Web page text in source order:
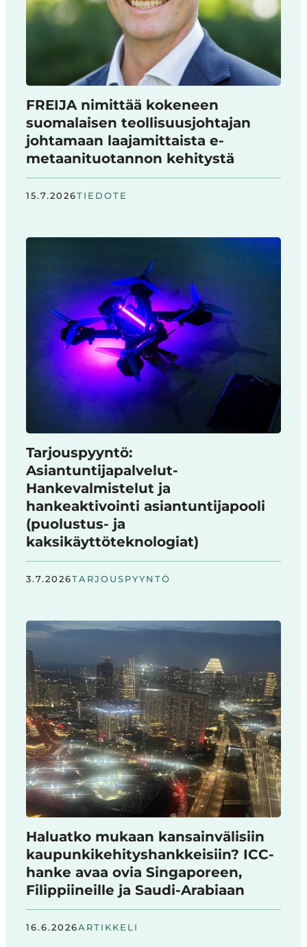
FREIJA nimittää kokeneen
suomalaisen teollisuusjohtajan
johtamaan laajamittaista e-
metaanituotannon kehitystä
15.7.2026TIEDOTE
Tarjouspyyntö:
Asiantuntijapalvelut-
Hankevalmistelut ja
hankeaktivointi asiantuntijapooli
(puolustus- ja
kaksikäyttöteknologiat)
3.7.2026TARJOUSPYYNTÖ
Haluatko mukaan kansainvälisiin
kaupunkikehityshankkeisiin? ICC-
hanke avaa ovia Singaporeen,
Filippiineille ja Saudi-Arabiaan
16.6.2026ARTIKKELI